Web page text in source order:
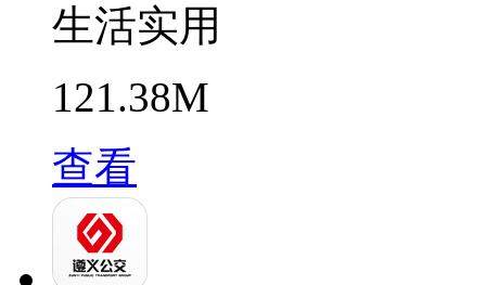
生活实用
121.38M
查看